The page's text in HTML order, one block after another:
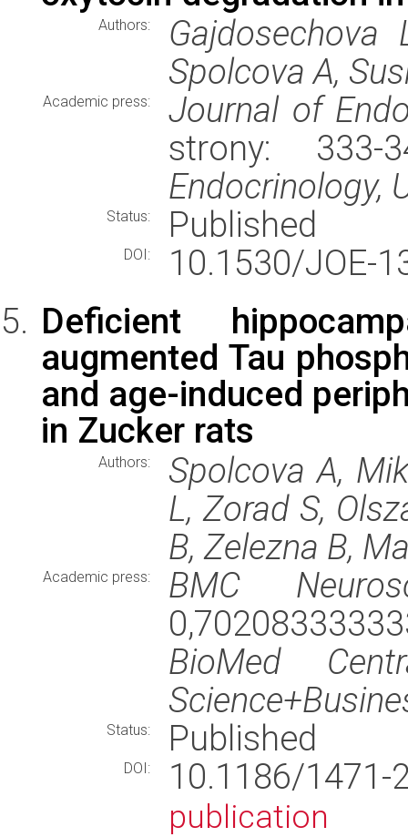
Authors:
Gajdosechova
Spolcova A,
Academic press:
Journal of
strony: 333-
Endocrinology,
Status: Published
DOI:
10.1530/JOE-
Deficient
augmented Tau
and age-induced
in Zucker rats
Authors:
Spolcova A,
L, Zorad S,
B, Zelezna B,
Academic press:
BMC
BioMed
Status: Published
DOI: 10.1186/
publication